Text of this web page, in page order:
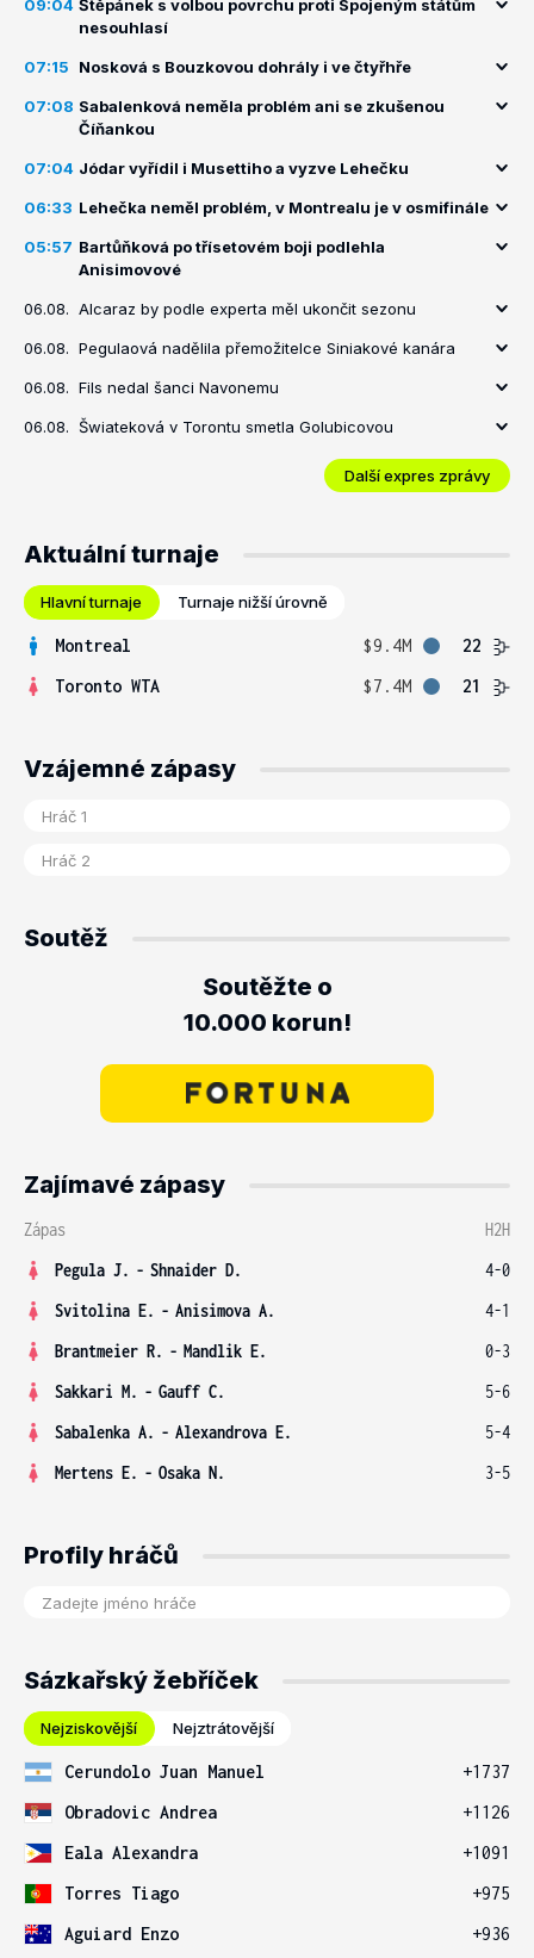
09:04 Štěpánek s volbou povrchu proti Spojeným státům
nesouhlasí
07:15 Nosková s Bouzkovou dohrály i ve čtyřhře
07:08 Sabalenková neměla problém ani se zkušenou
Číňankou
07:04 Jódar vyřídil i Musettiho a vyzve Lehečku
06:33 Lehečka neměl problém, v Montrealu je v osmifinále
05:57 Bartůňková po třísetovém boji podlehla
Anisimovové
06.08. Alcaraz by podle experta měl ukončit sezonu
06.08. Pegulaová nadělila přemožitelce Siniakové kanára
06.08. Fils nedal šanci Navonemu
06.08. Šwiateková v Torontu smetla Golubicovou
Další expres zprávy
Aktuální turnaje
Hlavní turnaje Turnaje nižší úrovně
Montreal $9.4M
22
Toronto WTA
$7.4M 21
Vzájemné zápasy
Soutěž
Soutěžte o
10.000 korun!
Zajímavé zápasy
Zápas
H2H
Pegula J. - Shnaider D.
4-0
Svitolina E. - Anisimova A.
4-1
Brantmeier R. - Mandlik E.
0-3
Sakkari M. - Gauff C.
5-6
Sabalenka A. - Alexandrova E.
5-4
Mertens E. - Osaka N. 3-5
Profily hráčů
Sázkařský žebříček
Nejziskovější Nejztrátovější
Cerundolo Juan Manuel
+1737
Obradovic Andrea
+1126
Eala Alexandra
+1091
Torres Tiago
+975
Aguiard Enzo
+936